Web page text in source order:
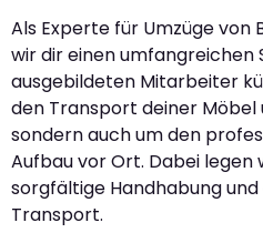
Als Experte für Umzüge von
wir dir einen umfangreichen
ausgebildeten Mitarbeiter
den Transport deiner Möbel
sondern auch um den
Aufbau vor Ort. Dabei
sorgfältige Handhabung
Transport.